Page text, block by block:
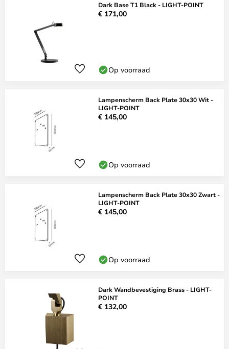
Dark Base T1 Black - LIGHT-POINT
€ 171,00
Op voorraad
Lampenscherm Back Plate 30x30 Wit -
LIGHT-POINT
€ 145,00
Op voorraad
Lampenscherm Back Plate 30x30 Zwart -
LIGHT-POINT
€ 145,00
Op voorraad
Dark Wandbevestiging Brass - LIGHT-
POINT
€ 132,00